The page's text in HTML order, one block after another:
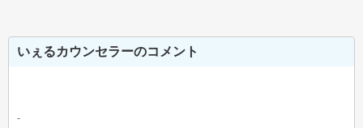
いぇるカウンセラーのコメント
-